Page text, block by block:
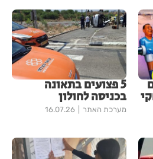
5 פצועים בתאונה
בכניסה לחולון
מערכת האתר 16.07.26